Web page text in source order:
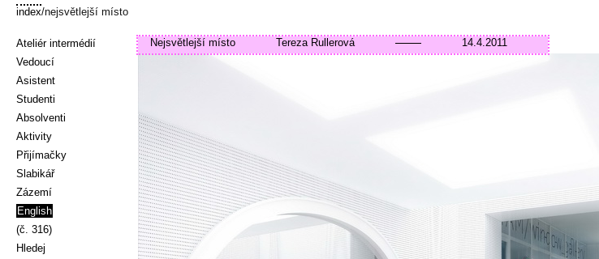
index/nejsvětlejší místo
Ateliér intermédií
Vedoucí
Asistent
Studenti
Absolventi
Aktivity
Přijímačky
Slabikář
Zázemí
English
(č. 316)
Hledej
Nejsvětlejší místo Tereza Rullerová 14.4.2011